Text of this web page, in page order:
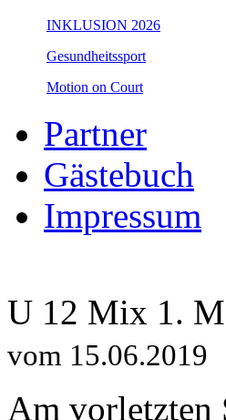
INKLUSION 2026
Gesundheitssport
Motion on Court
Partner
Gästebuch
Impressum
U 12 Mix 1.
vom 15.06.2019
Am vorletzten